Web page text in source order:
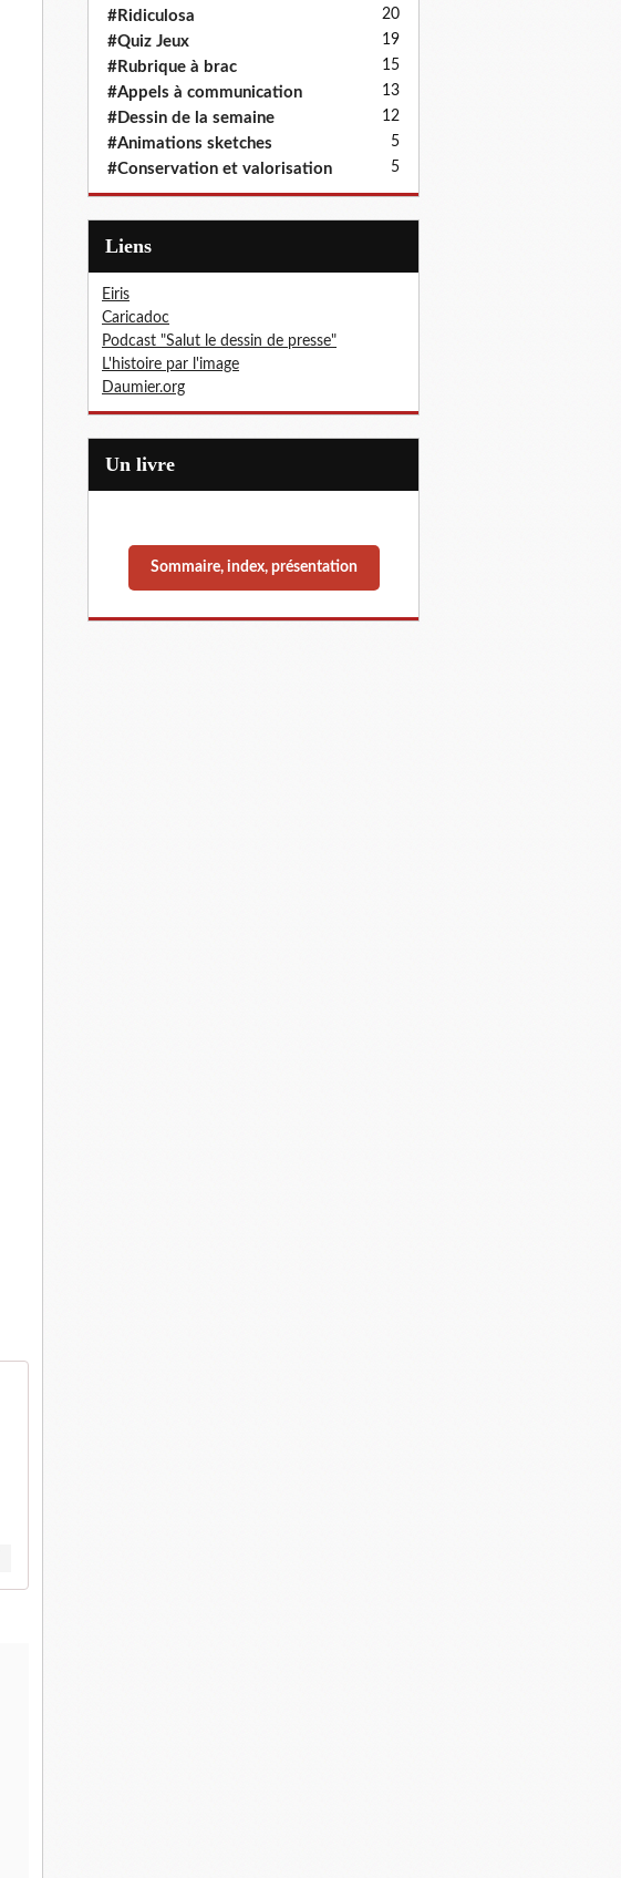
#Ridiculosa 20
#Quiz Jeux 19
#Rubrique à brac 15
#Appels à communication 13
#Dessin de la semaine 12
#Animations sketches 5
#Conservation et valorisation 5
Liens
Eiris
Caricadoc
Podcast "Salut le dessin de presse"
L'histoire par l'image
Daumier.org
Un livre
Sommaire, index, présentation